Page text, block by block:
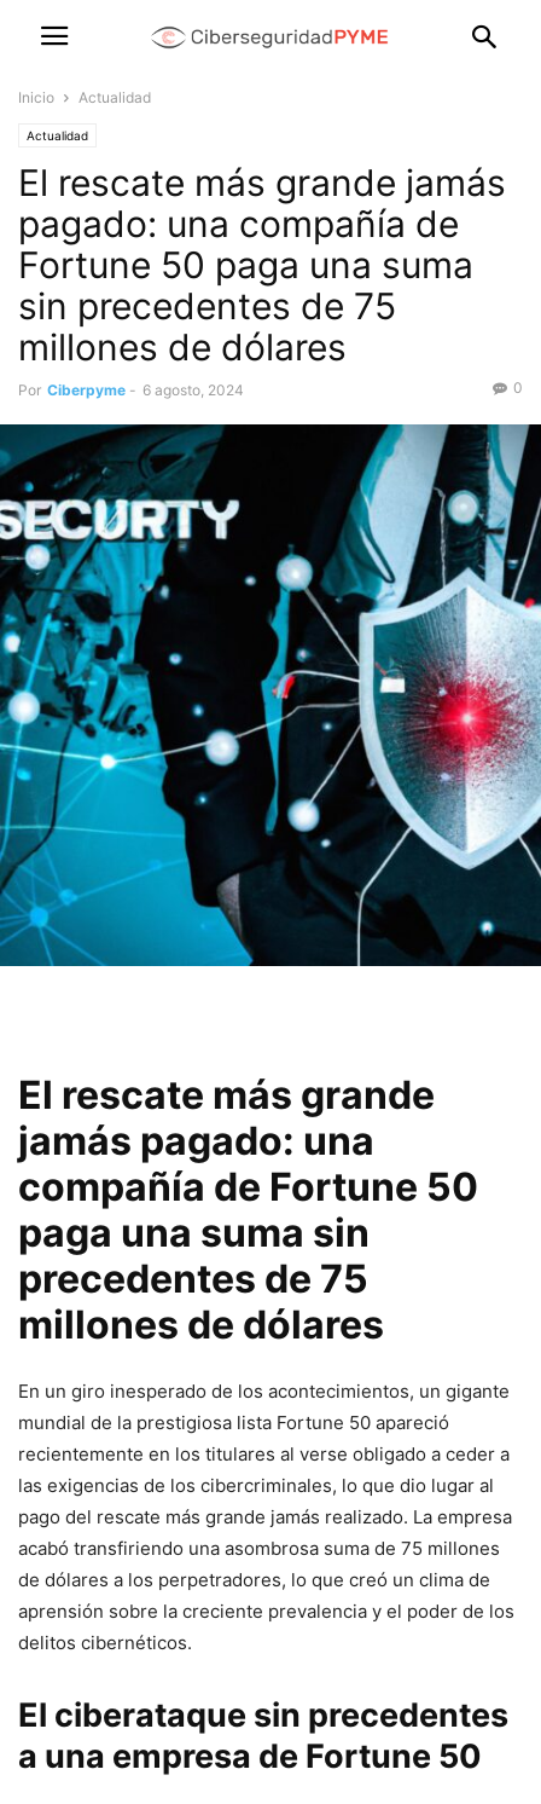
Inicio Actualidad
Actualidad
El rescate más grande jamás
pagado: una compañía de
Fortune 50 paga una suma
sin precedentes de 75
millones de dólares
Por Ciberpyme - 6 agosto, 2024 0
El rescate⁢ más grande ​
jamás pagado: una
compañía de Fortune​ 50
paga una suma sin
precedentes de 75
millones de dólares
En un giro inesperado de los acontecimientos, un gigante
‍mundial de la prestigiosa lista ⁤Fortune 50 apareció
recientemente en⁣ los titulares al verse obligado ⁢a ceder a​
las exigencias​ de los ⁣cibercriminales, lo que dio ‌lugar al
pago del‍ rescate ‍más grande jamás realizado. La empresa
acabó transfiriendo una asombrosa suma de 75 millones
de dólares ‍a los perpetradores, lo que creó un clima​ de
aprensión sobre la creciente ​prevalencia y el⁣ poder de los
delitos cibernéticos.
El ciberataque sin precedentes
a una ​empresa de Fortune 50